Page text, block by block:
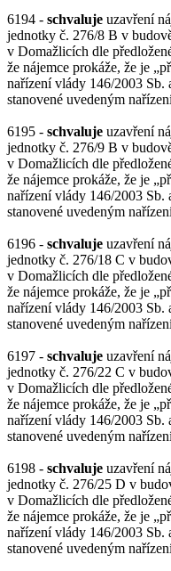
6194 - schvaluje uzavření
jednotky č. 276/8 B v
v Domažlicích dle
že nájemce prokáže, že je
nařízení vlády 146/2003 Sb.
stanovené uvedeným
6195 - schvaluje uzavření
jednotky č. 276/9 B v
v Domažlicích dle
že nájemce prokáže, že je
nařízení vlády 146/2003 Sb.
stanovené uvedeným
6196 - schvaluje uzavření
jednotky č. 276/18 C v
v Domažlicích dle
že nájemce prokáže, že je
nařízení vlády 146/2003 Sb.
stanovené uvedeným
6197 - schvaluje uzavření
jednotky č. 276/22 C v
v Domažlicích dle
že nájemce prokáže, že je
nařízení vlády 146/2003 Sb.
stanovené uvedeným
6198 - schvaluje uzavření
jednotky č. 276/25 D v
v Domažlicích dle
že nájemce prokáže, že je
nařízení vlády 146/2003 Sb.
stanovené uvedeným